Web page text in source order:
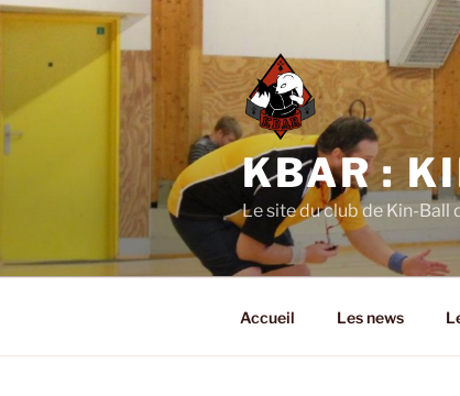
Aller
contenu
principal
KBAR :
Le site du club de Kin-Ball
Accueil Les news